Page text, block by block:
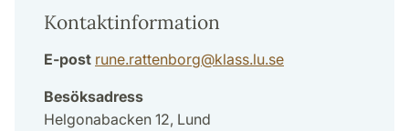
Kontaktinformation
E-post rune.rattenborg@klass.lu.se
Besöksadress
Helgonabacken 12, Lund